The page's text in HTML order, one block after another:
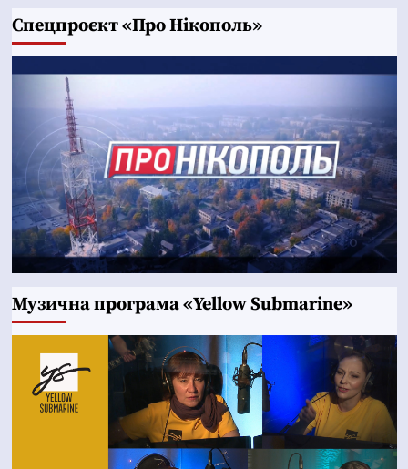
Cпецпроєкт «Про Нікополь»
Музична програма «Yellow Submarine»